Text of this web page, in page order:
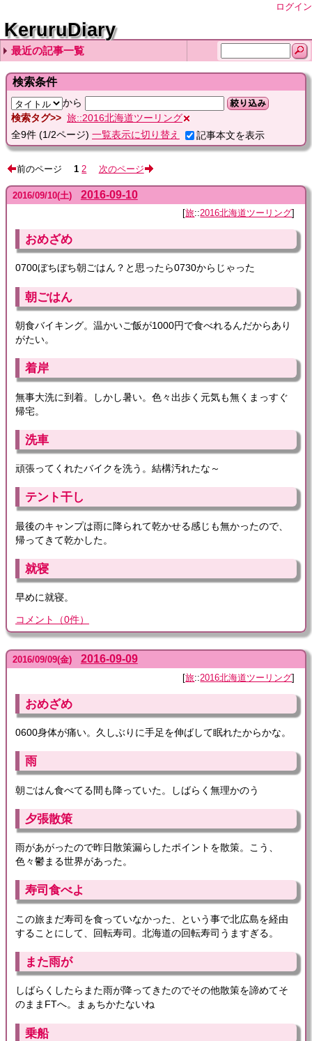
ログイン
KeruruDiary
最近の記事一覧
2026-08-06
2026-08-05
2026-08-04
2026-08-03
2026-08-02
検索条件
から 絞り込み
検索タグ
旅::2016北海道ツーリング
全9件 (1/2ページ) 一覧表示に切り替え 記事本文を表示
前のページ 1 2 次のページ
2016/09/10(土) 2016-09-10
旅::2016北海道ツーリング
おめざめ
0700ぼちぼち朝ごはん？と思ったら0730からじゃった
朝ごはん
朝食バイキング。温かいご飯が1000円で食べれるんだからあり
がたい。
着岸
無事大洗に到着。しかし暑い。色々出歩く元気も無くまっすぐ
帰宅。
洗車
頑張ってくれたバイクを洗う。結構汚れたな～
テント干し
最後のキャンプは雨に降られて乾かせる感じも無かったので、
帰ってきて乾かした。
就寝
早めに就寝。
コメント （0件）
2016/09/09(金) 2016-09-09
旅::2016北海道ツーリング
おめざめ
0600身体が痛い。久しぶりに手足を伸ばして眠れたからかな。
雨
朝ごはん食べてる間も降っていた。しばらく無理かのう
夕張散策
雨があがったので昨日散策漏らしたポイントを散策。こう、
色々鬱まる世界があった。
寿司食べよ
この旅まだ寿司を食っていなかった、という事で北広島を経由
することにして、回転寿司。北海道の回転寿司うますぎる。
また雨が
しばらくしたらまた雨が降ってきたのでその他散策を諦めてそ
のままFTへ。まぁちかたないね
乗船